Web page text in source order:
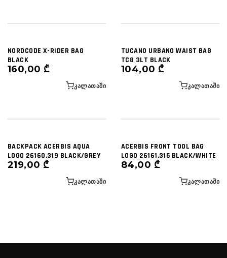
NORDCODE X-RIDER BAG
BLACK
160,00 ₾
ᲙᲐᲚᲐᲗᲐᲨᲘ
TUCANO URBANO WAIST BAG
TC8 3LT BLACK
104,00 ₾
ᲙᲐᲚᲐᲗᲐᲨᲘ
BACKPACK ACERBIS AQUA
LOGO 26160.319 BLACK/GREY
219,00 ₾
ᲙᲐᲚᲐᲗᲐᲨᲘ
ACERBIS FRONT TOOL BAG
LOGO 26161.315 BLACK/WHITE
84,00 ₾
ᲙᲐᲚᲐᲗᲐᲨᲘ